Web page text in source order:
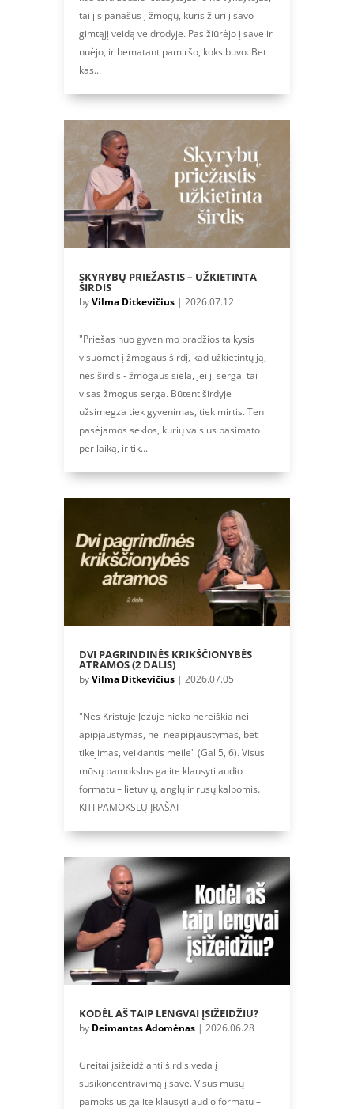
tai jis panašus į žmogų, kuris žiūri į savo
gimtąjį veidą veidrodyje. Pasižiūrėjo į save ir
nuėjo, ir bematant pamiršo, koks buvo. Bet
kas...
SKYRYBŲ PRIEŽASTIS – UŽKIETINTA
ŠIRDIS
byVilma Ditkevičius| 2026.07.12
"Priešas nuo gyvenimo pradžios taikysis
visuomet į žmogaus širdį, kad užkietintų ją,
nes širdis - žmogaus siela, jei ji serga, tai
visas žmogus serga. Būtent širdyje
užsimegza tiek gyvenimas, tiek mirtis. Ten
pasėjamos sėklos, kurių vaisius pasimato
per laiką, ir tik...
DVI PAGRINDINĖS KRIKŠČIONYBĖS
ATRAMOS (2 DALIS)
byVilma Ditkevičius| 2026.07.05
"Nes Kristuje Jėzuje nieko nereiškia nei
apipjaustymas, nei neapipjaustymas, bet
tikėjimas, veikiantis meile" (Gal 5, 6). Visus
mūsų pamokslus galite klausyti audio
formatu – lietuvių, anglų ir rusų kalbomis.
KITI PAMOKSLŲ ĮRAŠAI
KODĖL AŠ TAIP LENGVAI ĮSIŽEIDŽIU?
by Deimantas Adomėnas| 2026.06.28
Greitai įsižeidžianti širdis veda į
susikoncentravimą į save. Visus mūsų
pamokslus galite klausyti audio formatu –